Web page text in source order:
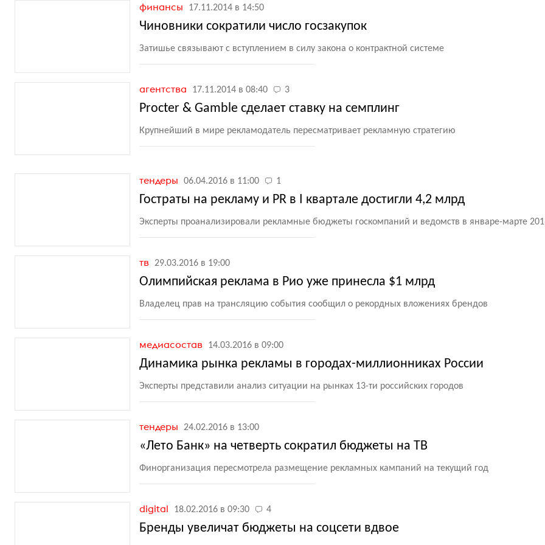
финансы 17.11.2014 в 14:50
Чиновники сократили число госзакупок
Затишье связывают с вступлением в силу закона о контрактной системе
агентства 17.11.2014 в 08:40 3
Procter & Gamble сделает ставку на семплинг
Крупнейший в мире рекламодатель пересматривает рекламную стратегию
тендеры 06.04.2016 в 11:00 1
Гостраты на рекламу и PR в I квартале достигли 4,2 млрд
Эксперты проанализировали рекламные бюджеты госкомпаний и ведомств в январе-марте
тв 29.03.2016 в 19:00
Олимпийская реклама в Рио уже принесла $1 млрд
Владелец прав на трансляцию события сообщил о рекордных вложениях брендов
медиасостав 14.03.2016 в 09:00
Динамика рынка рекламы в городах-миллионниках России
Эксперты представили анализ ситуации на рынках 13-ти российских городов
тендеры 24.02.2016 в 13:00
«Лето Банк» на четверть сократил бюджеты на ТВ
Финорганизация пересмотрела размещение рекламных кампаний на текущий год
digital 18.02.2016 в 09:30 4
Бренды увеличат бюджеты на соцсети вдвое